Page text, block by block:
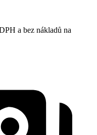
a bez nákladů na